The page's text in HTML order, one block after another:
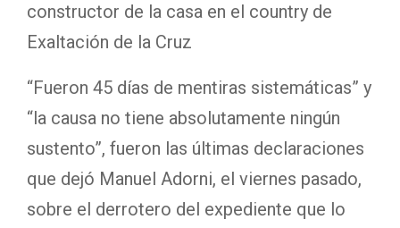
constructor de la casa en el country de
Exaltación de la Cruz
“Fueron 45 días de mentiras sistemáticas” y
“la causa no tiene absolutamente ningún
sustento”, fueron las últimas declaraciones
que dejó Manuel Adorni, el viernes pasado,
sobre el derrotero del expediente que lo